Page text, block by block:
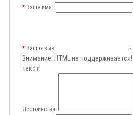
Ваше имя:
Ваш отзыв
Внимание: HTML не
текст!
Достоинства: